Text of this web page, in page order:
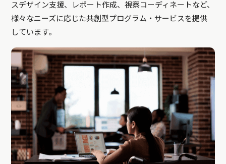
スデザイン支援、レポート作成、視察コーディネートなど、
様々なニーズに応じた共創型プログラム・サービスを提供
しています。